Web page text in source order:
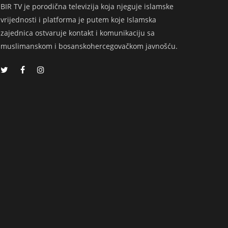
BIR TV je porodična televizija koja njeguje islamske
vrijednosti i platforma je putem koje Islamska
zajednica ostvaruje kontakt i komunikaciju sa
muslimanskom i bosanskohercegovačkom javnošću.